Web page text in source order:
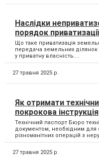
Наслідки
порядок приватизації
Що таке приватизація
передача земельних ділянок
у приватну власність....
27 травня 2025 р.
Як отримати
покрокова інструкція
Технічний паспорт Бюро
документом, необхідним
різноманітних операцій з
27 травня 2025 р.